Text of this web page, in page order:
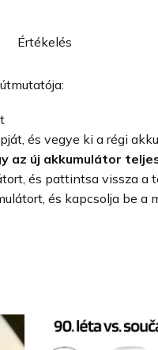
Értékelés
és vegye ki a régi
az új akkumulátor
és pattintsa vissza a
és kapcsolja be a